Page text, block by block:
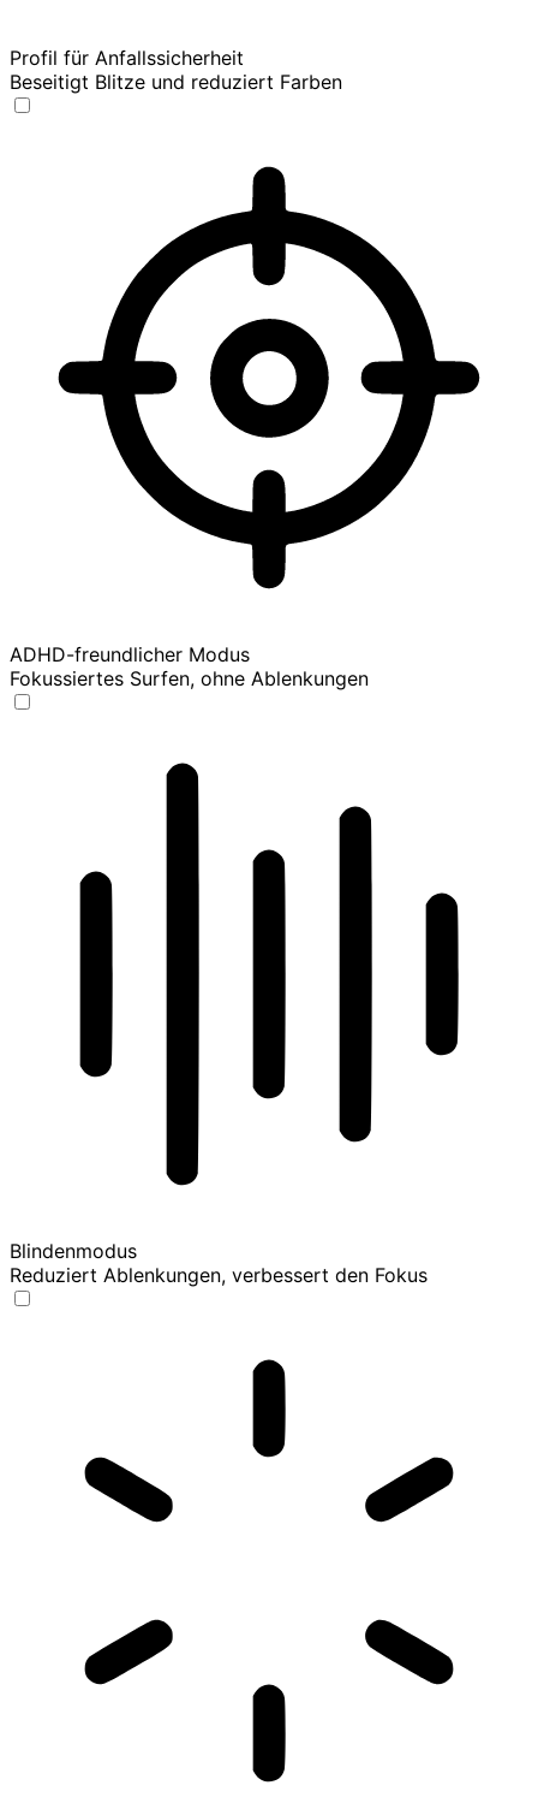
Profil für Anfallssicherheit
Beseitigt Blitze und reduziert Farben
ADHD-freundlicher Modus
Fokussiertes Surfen, ohne Ablenkungen
Blindenmodus
Reduziert Ablenkungen, verbessert den Fokus